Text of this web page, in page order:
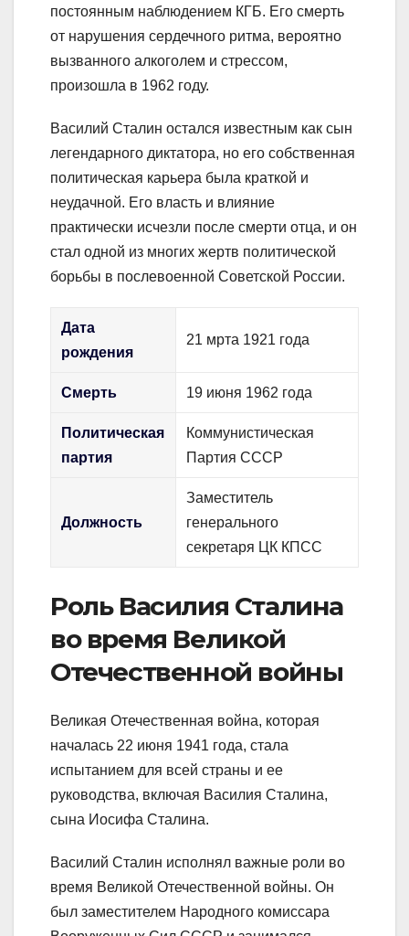
постоянным наблюдением КГБ. Его смерть
от нарушения сердечного ритма, вероятно
вызванного алкоголем и стрессом,
произошла в 1962 году.
Василий Сталин остался известным как сын
легендарного диктатора, но его собственная
политическая карьера была краткой и
неудачной. Его власть и влияние
практически исчезли после смерти отца, и он
стал одной из многих жертв политической
борьбы в послевоенной Советской России.
Дата
рождения
21 мрта 1921 года
Смерть 19 июня 1962 года
Политическая
партия
Коммунистическая
Партия СССР
Должность
Заместитель
генерального
секретаря ЦК КПСС
Роль Василия Сталина
во время Великой
Отечественной войны
Великая Отечественная война, которая
началась 22 июня 1941 года, стала
испытанием для всей страны и ее
руководства, включая Василия Сталина,
сына Иосифа Сталина.
Василий Сталин исполнял важные роли во
время Великой Отечественной войны. Он
был заместителем Народного комиссара